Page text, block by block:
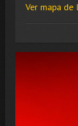
Ver mapa